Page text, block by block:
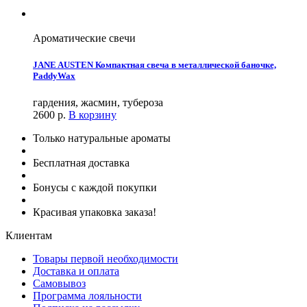
Ароматические свечи
JANE AUSTEN Компактная свеча в металлической баночке,
PaddyWax
гардения, жасмин, тубероза
2600 р. В корзину
Только натуральные ароматы
Бесплатная доставка
Бонусы с каждой покупки
Красивая упаковка заказа!
Клиентам
Товары первой необходимости
Доставка и оплата
Самовывоз
Программа лояльности